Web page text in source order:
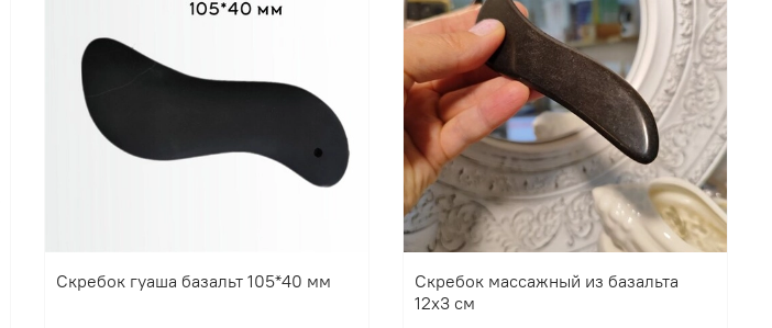
Скребок гуаша базальт 105*40 мм
Скребок массажный из базальта
12x3 см